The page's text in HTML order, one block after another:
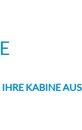
KABINE AUS